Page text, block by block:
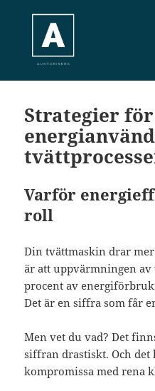
Strategier
Varför
roll
Din tvättmaskin drar
är att uppvärmningen av
procent av
Det är en siffra som får
Men vet du vad? Det
siffran drastiskt. Och
kompromissa med rena